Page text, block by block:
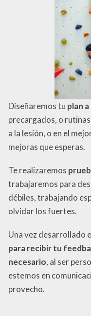
Diseñaremos tu plan
precargados, o
a la lesión, o en el
mejoras que esperas.
Te realizaremos
trabajaremos para
débiles, trabajando
olvidar los fuertes.
Una vez desarrollado
para recibir tu
necesario, al ser
estemos en
provecho.